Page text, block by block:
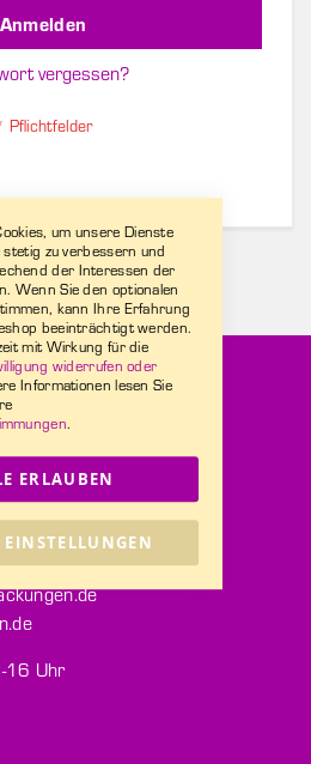
Anmelden
vergessen?
16 Uhr
um unsere Dienste
zu verbessern und
der Interessen der
Wenn Sie den optionalen
kann Ihre Erfahrung
beeinträchtigt werden.
mit Wirkung für die
widerrufen oder
Informationen lesen Sie
.
ERLAUBEN
EINSTELLUNGEN